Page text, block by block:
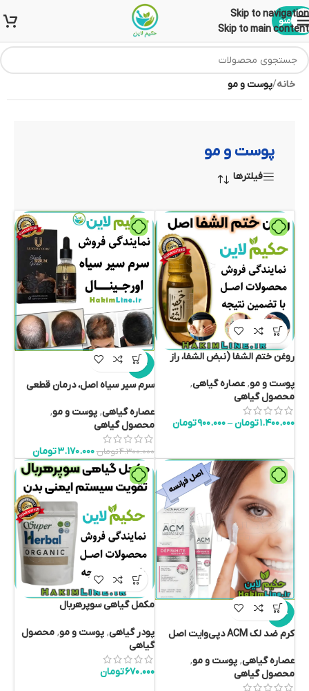
Skip to navigation
Skip to main content
منو
خانه/پوست و مو
پوست و مو
فیلترها
روغن ختم‌ الشفا (نبض الشفا، راز
ضمانت اصالت کالا
پوست و مو, عصاره گیاهی,
محصول گیاهی
۱.۴۰۰.۰۰۰تومان–۹۰۰.۰۰۰تومان
حراج
سرم سیر سیاه اصل، درمان قطعی
عصاره گیاهی, پوست و مو,
محصول گیاهی
۴.۳۰۰.۰۰۰تومان۳.۱۷۰.۰۰۰تومان
حراج
کرم ضد لک ACM دپی‌وایت اصل
اورجینال از حکیم لاین
عصاره گیاهی, پوست و مو,
محصول گیاهی
مکمل گیاهی سوپرهربال
سنتی ژاپن (Kanpō igaku)
پودر گیاهی, پوست و مو, محصول
گیاهی
۶۷۰.۰۰۰تومان